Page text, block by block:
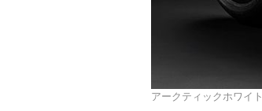
アークティックホワイト